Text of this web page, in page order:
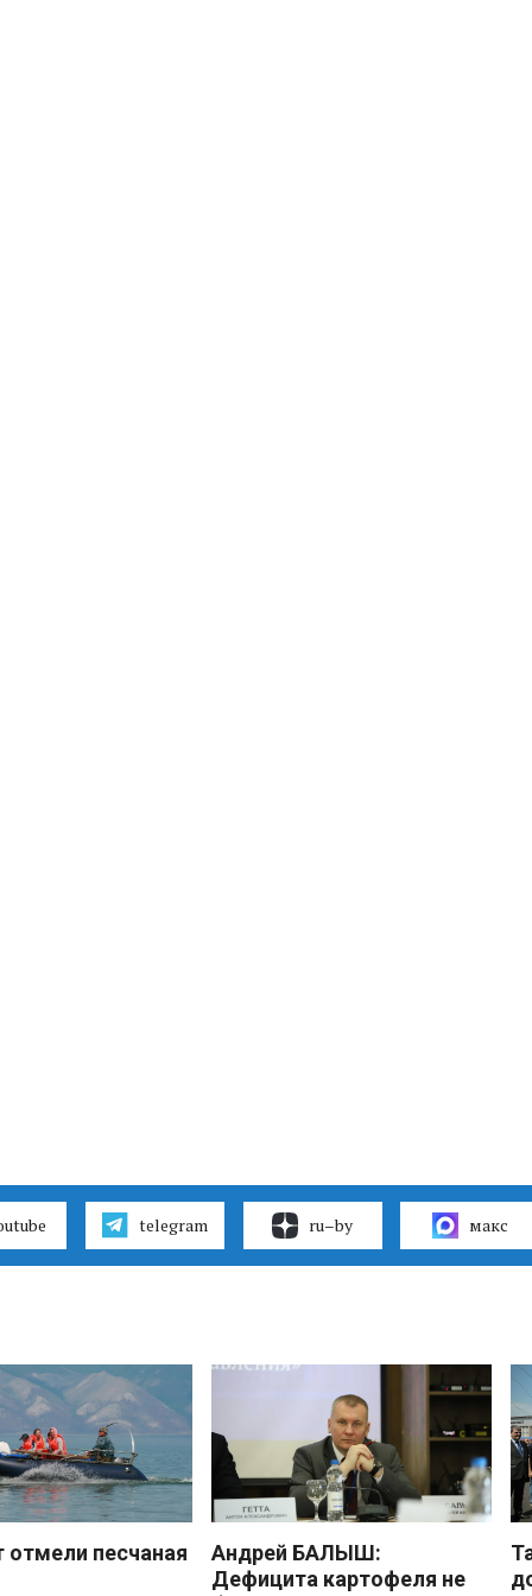
telegram ru–by макс
песчаная
Андрей БАЛЫШ:
Дефицита картофеля не